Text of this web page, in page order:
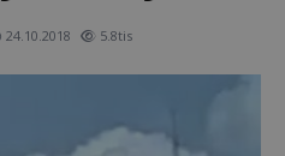
24.10.2018 5.8tis